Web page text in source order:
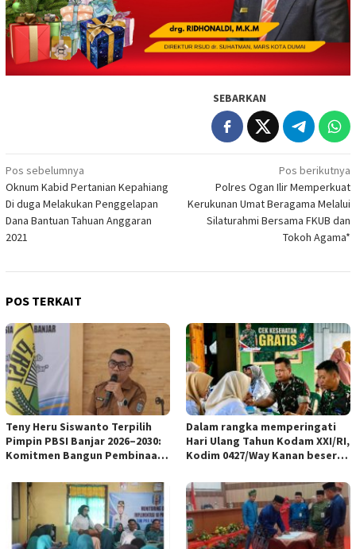
SEBARKAN
Navigasi
pos
Pos sebelumnya
Oknum Kabid Pertanian Kepahiang
Di duga Melakukan Penggelapan
Dana Bantuan Tahuan Anggaran
2021
Pos berikutnya
Polres Ogan Ilir Memperkuat
Kerukunan Umat Beragama Melalui
Silaturahmi Bersama FKUB dan
Tokoh Agama*
POS TERKAIT
Teny Heru Siswanto Terpilih
Pimpin PBSI Banjar 2026–2030:
Komitmen Bangun Pembinaan
Berkelanjutan
Dalam rangka memperingati
Hari Ulang Tahun Kodam XXI/RI,
Kodim 0427/Way Kanan beserta
menghadiri kegiatan bakti
kesehatan di Poskesdim
0427/Way Kanan bekerja sama
dengan Puskesmas
Blambangan Umpu